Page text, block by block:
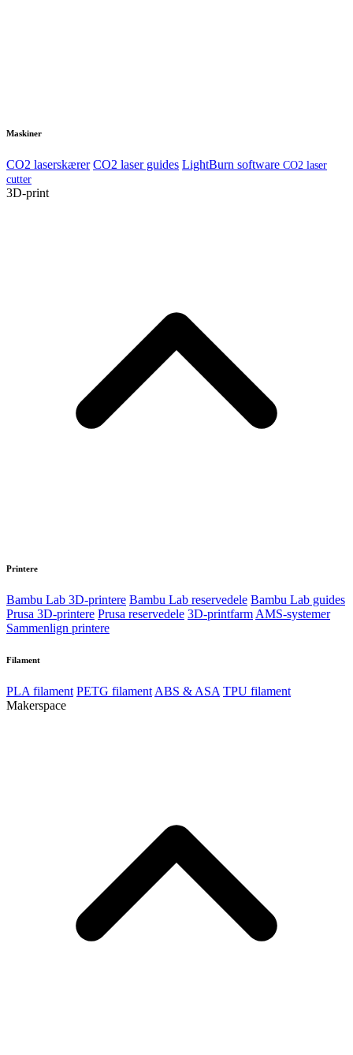
Maskiner
CO2 laserskærer CO2 laser guides LightBurn software CO2 laser
cutter
3D-print
Printere
Bambu Lab 3D-printere Bambu Lab reservedele Bambu Lab guides
Prusa 3D-printere Prusa reservedele 3D-printfarm AMS-systemer
Sammenlign printere
Filament
PLA filament PETG filament ABS & ASA TPU filament
Makerspace